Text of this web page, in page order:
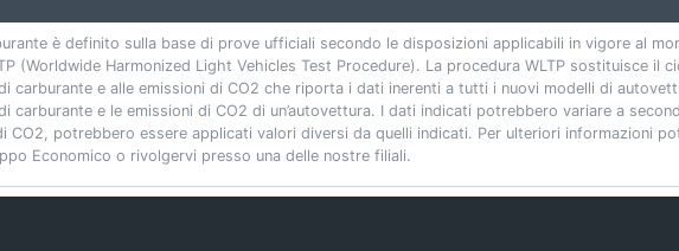
è definito sulla base di prove ufficiali secondo le disposizioni applicabili in vigore al
(Worldwide Harmonized Light Vehicles Test Procedure). La procedura WLTP sostituisce il
carburante e alle emissioni di CO2 che riporta i dati inerenti a tutti i nuovi modelli di
e le emissioni di CO2 di un’autovettura. I dati indicati potrebbero variare a
potrebbero essere applicati valori diversi da quelli indicati. Per ulteriori informazioni
Economico o rivolgervi presso una delle nostre filiali.